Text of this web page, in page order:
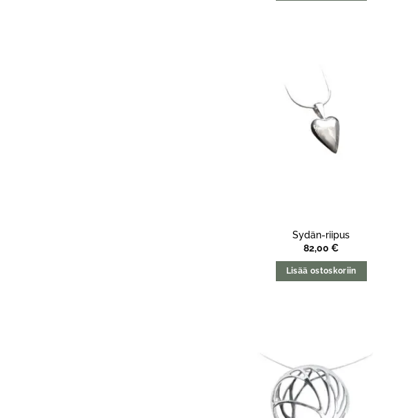
Sydän-riipus
82,00€
Lisää ostoskoriin